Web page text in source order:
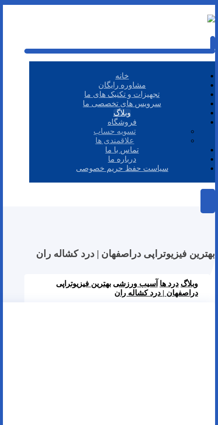
خانه
مشاوره رایگان
تجهیزات و تکنیک های ما
سرویس های تخصصی ما
وبلاگ
فروشگاه
تسویه حساب
علاقمندی ها
تماس با ما
درباره ما
سیاست حفظ حریم خصوصی
بهترین فیزیوتراپی دراصفهان | درد کشاله ران
وبلاگ درد ها آسیب ورزشی بهترین فیزیوتراپی
دراصفهان | درد کشاله ران